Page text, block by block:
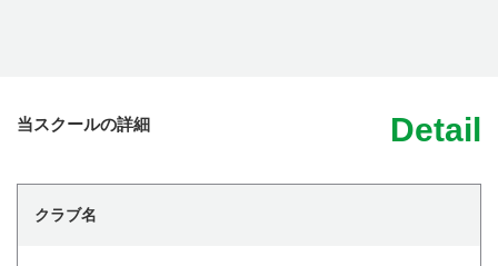
当スクールの詳細 Detail
クラブ名